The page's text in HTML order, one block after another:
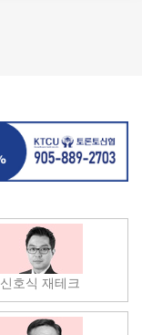
신호식 재테크